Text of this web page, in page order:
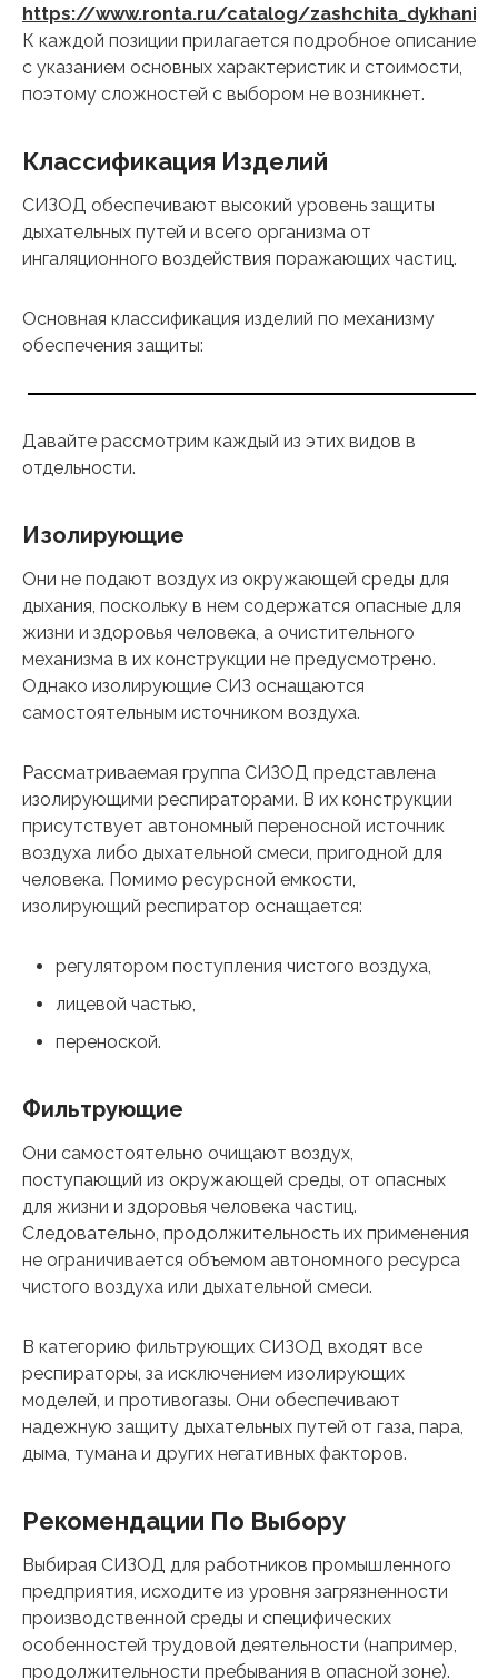
https://www.ronta.ru/catalog/
К каждой позиции прилагается подробное описание
с указанием основных характеристик и стоимости,
поэтому сложностей с выбором не возникнет.
Классификация Изделий
СИЗОД обеспечивают высокий уровень защиты
дыхательных путей и всего организма от
ингаляционного воздействия поражающих частиц.
Основная классификация изделий по механизму
обеспечения защиты:
Давайте рассмотрим каждый из этих видов в
отдельности.
Изолирующие
Они не подают воздух из окружающей среды для
дыхания, поскольку в нем содержатся опасные для
жизни и здоровья человека, а очистительного
механизма в их конструкции не предусмотрено.
Однако изолирующие СИЗ оснащаются
самостоятельным источником воздуха.
Рассматриваемая группа СИЗОД представлена
изолирующими респираторами. В их конструкции
присутствует автономный переносной источник
воздуха либо дыхательной смеси, пригодной для
человека. Помимо ресурсной емкости,
изолирующий респиратор оснащается:
регулятором поступления чистого воздуха,
лицевой частью,
переноской.
Фильтрующие
Они самостоятельно очищают воздух,
поступающий из окружающей среды, от опасных
для жизни и здоровья человека частиц.
Следовательно, продолжительность их применения
не ограничивается объемом автономного ресурса
чистого воздуха или дыхательной смеси.
В категорию фильтрующих СИЗОД входят все
респираторы, за исключением изолирующих
моделей, и противогазы. Они обеспечивают
надежную защиту дыхательных путей от газа, пара,
дыма, тумана и других негативных факторов.
Рекомендации По Выбору
Выбирая СИЗОД для работников промышленного
предприятия, исходите из уровня загрязненности
производственной среды и специфических
особенностей трудовой деятельности (например,
продолжительности пребывания в опасной зоне).